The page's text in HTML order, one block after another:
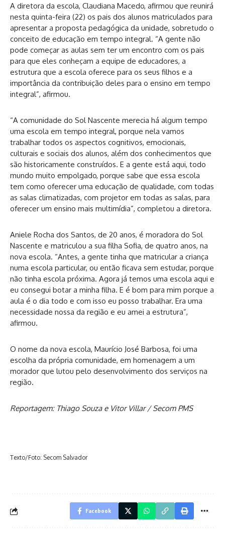
A diretora da escola, Claudiana Macedo, afirmou que reunirá
nesta quinta-feira (22) os pais dos alunos matriculados para
apresentar a proposta pedagógica da unidade, sobretudo o
conceito de educação em tempo integral. “A gente não
pode começar as aulas sem ter um encontro com os pais
para que eles conheçam a equipe de educadores, a
estrutura que a escola oferece para os seus filhos e a
importância da contribuição deles para o ensino em tempo
integral”, afirmou.
“A comunidade do Sol Nascente merecia há algum tempo
uma escola em tempo integral, porque nela vamos
trabalhar todos os aspectos cognitivos, emocionais,
culturais e sociais dos alunos, além dos conhecimentos que
são historicamente construídos. E a gente está aqui, todo
mundo muito empolgado, porque sabe que essa escola
tem como oferecer uma educação de qualidade, com todas
as salas climatizadas, com projetor em todas as salas, para
oferecer um ensino mais multimídia”, completou a diretora.
Aniele Rocha dos Santos, de 20 anos, é moradora do Sol
Nascente e matriculou a sua filha Sofia, de quatro anos, na
nova escola. “Antes, a gente tinha que matricular a criança
numa escola particular, ou então ficava sem estudar, porque
não tinha escola próxima. Agora já temos uma escola aqui e
eu consegui botar a minha filha. E é bom para mim porque a
aula é o dia todo e com isso eu posso trabalhar. Era uma
necessidade nossa da região e eu amei a estrutura”,
afirmou.
O nome da nova escola, Maurício José Barbosa, foi uma
escolha da própria comunidade, em homenagem a um
morador que lutou pelo desenvolvimento dos serviços na
região.
Reportagem: Thiago Souza e Vitor Villar / Secom PMS
Texto/Foto: Secom Salvador
Facebook